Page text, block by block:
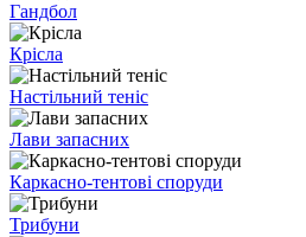
Гандбол
Крісла
Настільний теніс
Лави запасних
Каркасно-тентові споруди
Трибуни